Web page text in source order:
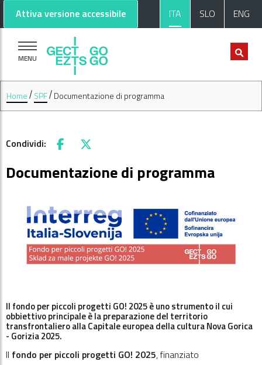
Vai al contenuto principale
Vai al footer
Attiva versione accessibile ITA SLO ENG
MENU
Home SPF Documentazione di programma
Condividi: Facebook
X
Documentazione di programma
Il fondo per piccoli progetti GO! 2025 è uno strumento il cui
obbiettivo principale è la preparazione del territorio
transfrontaliero alla Capitale europea della cultura Nova Gorica
- Gorizia 2025.
Il fondo per piccoli progetti GO! 2025, finanziato